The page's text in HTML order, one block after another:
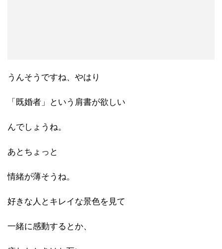
うんそうですね、やはり
「既婚者」という肩書が欲しい
んでしょうね。
あとちょっと
情緒が薄そうね。
好きな人とキレイな景色を見て
一緒に感動するとか、